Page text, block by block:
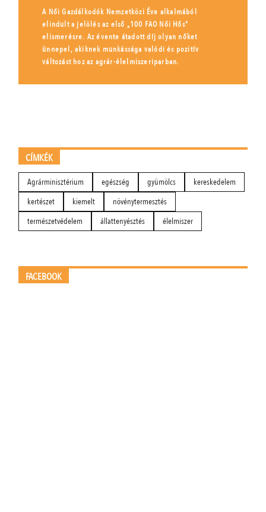
A Női Gazdálkodók Nemzetközi Éve alkalmából
elindult a jelölés az első „100 FAO Női Hős”
elismerésre. Az évente átadott díj olyan nőket
ünnepel, akiknek munkássága valódi és pozitív
változást hoz az agrár-élelmiszeriparban.
CÍMKÉK
Agrárminisztérium egészség gyümölcs
kereskedelem
kertészet
kiemelt
növénytermesztés
természetvédelem
állattenyésztés élelmiszer
FACEBOOK